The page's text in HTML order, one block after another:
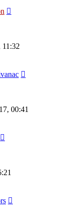
11:32
00:41